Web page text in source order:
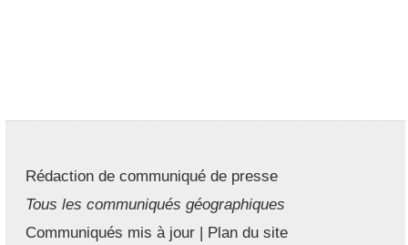
Rédaction de communiqué de presse
Tous les communiqués géographiques
Communiqués mis à jour | Plan du site